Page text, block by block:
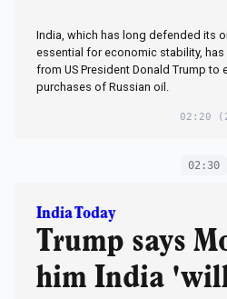
India, which has long defended its
essential for economic stability,
from US President Donald Trump to
purchases of Russian oil.
02:20
02:30
India Today
Trump says
him India